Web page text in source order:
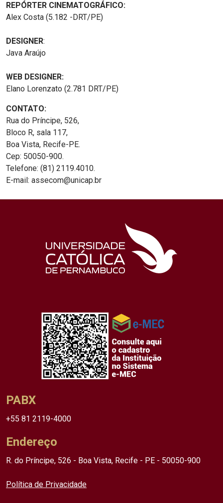
REPÓRTER CINEMATOGRÁFICO:
Alex Costa (5.182 -DRT/PE)
DESIGNER:
Java Araújo
WEB DESIGNER:
Elano Lorenzato (2.781 DRT/PE)
CONTATO:
Rua do Príncipe, 526,
Bloco R, sala 117,
Boa Vista, Recife-PE.
Cep: 50050-900.
Telefone: (81) 2119.4010.
E-mail: assecom@unicap.br
PABX
+55 81 2119-4000
Endereço
R. do Príncipe, 526 - Boa Vista, Recife - PE - 50050-900
Política de Privacidade